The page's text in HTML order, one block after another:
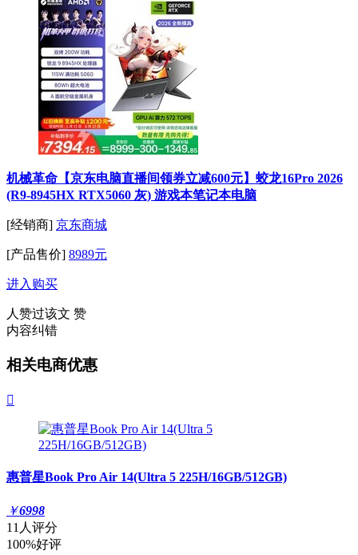
机械革命【京东电脑直播间领券立减600元】蛟龙16Pro 2026
(R9-8945HX RTX5060 灰) 游戏本笔记本电脑
[经销商] 京东商城
[产品售价] 8989元
进入购买
人赞过该文 赞
内容纠错
相关电商优惠

惠普星Book Pro Air 14(Ultra 5 225H/16GB/512GB)
￥6998
11人评分
100%好评